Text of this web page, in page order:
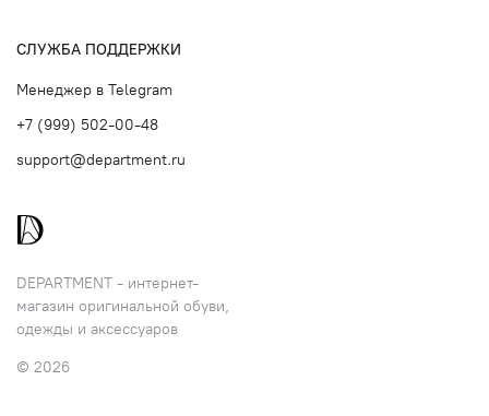
DEPARTMENT - интернет-
магазин оригинальной обуви,
одежды и аксессуаров
© 2026
СЛУЖБА ПОДДЕРЖКИ
Менеджер в Telegram
+7 (999) 502-00-48
support@department.ru